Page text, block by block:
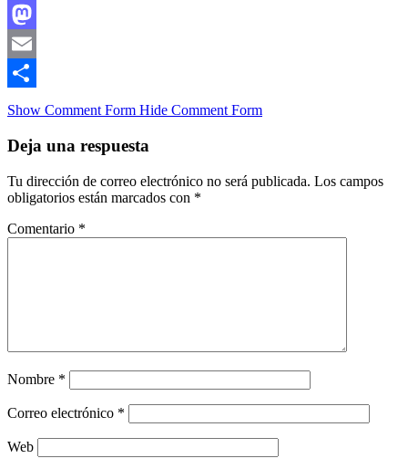
Facebook
Mastodon
Email
Compartir
Show Comment Form Hide Comment Form
Deja una respuesta
Tu dirección de correo electrónico no será publicada. Los campos
obligatorios están marcados con *
Comentario *
Nombre *
Correo electrónico *
Web